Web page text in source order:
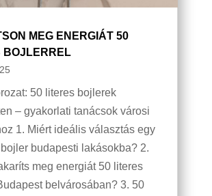
MEG ENERGIÁT 50
BOJLERREL
50 literes bojlerek
– gyakorlati tanácsok városi
1. Miért ideális választás egy
budapesti lakásokba? 2.
meg energiát 50 literes
belvárosában? 3. 50